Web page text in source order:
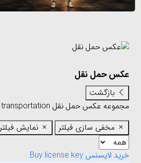
عکس حمل نقل
مجموعه عکس حمل نقل Collection transportation
مخفی سازی فیلتر
نمایش فیلتر
خرید لایسنس Buy license key